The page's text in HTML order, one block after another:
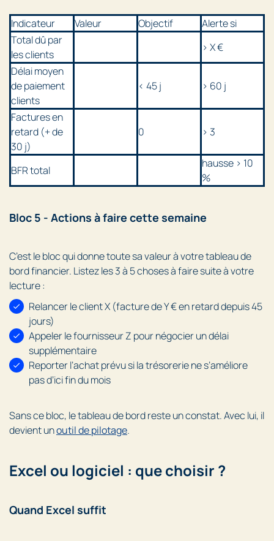
Indicateur Valeur Objectif
Alerte si
Total dû par
les clients
> X €
Délai moyen
de paiement
clients
< 45 j > 60 j
Factures en
retard (+ de
30 j)
0 > 3
BFR total
hausse > 10
%
Bloc 5 - Actions à faire cette semaine
C’est le bloc qui donne toute sa valeur à votre tableau de
bord financier. Listez les 3 à 5 choses à faire suite à votre
lecture :
Relancer le client X (facture de Y € en retard depuis 45
jours)
Appeler le fournisseur Z pour négocier un délai
supplémentaire
Reporter l’achat prévu si la trésorerie ne s’améliore
pas d’ici fin du mois
Sans ce bloc, le tableau de bord reste un constat. Avec lui, il
devient unoutil de pilotage.
Excel ou logiciel : que choisir ?
Quand Excel suffit